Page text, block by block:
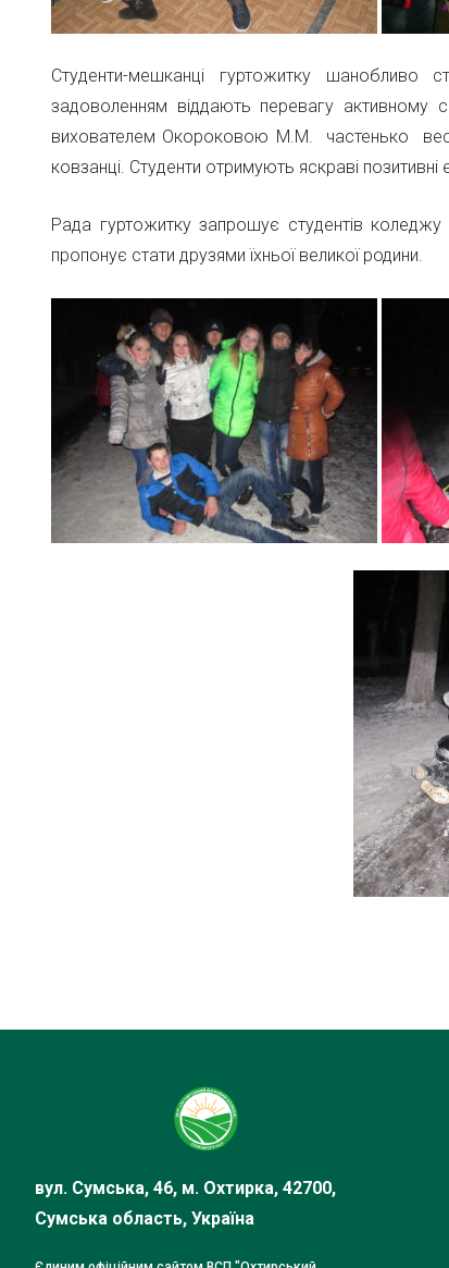
Студенти-мешканці гуртожитку шанобливо
задоволенням віддають перевагу активному
вихователем Окороковою М.М. частенько
ковзанці. Студенти отримують яскраві позитивні
Рада гуртожитку запрошує студентів
пропонує стати друзями їхньої великої родини.
вул. Сумська, 46, м. Охтирка, 42700,
Сумська область, Україна